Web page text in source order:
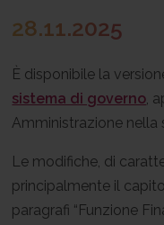
28.11.2025
È disponibile la
sistema di governo,
Amministrazione nella
Le modifiche, di
principalmente il
paragrafi “Funzione